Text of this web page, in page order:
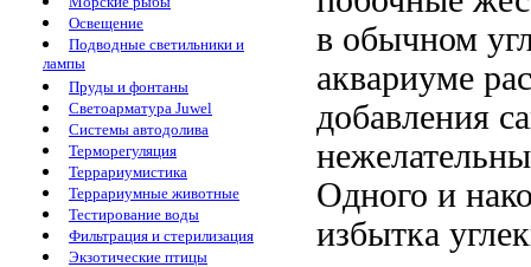
Освещение
Подводные светильники и
лампы
Пруды и фонтаны
Светоарматура Juwel
Системы автодолива
Терморегуляция
Террариумистика
Террариумные животные
Тестирование воды
Фильтрация и стерилизация
Экзотические птицы
в обычном
аквариуме
добавления
Одного и
избытка